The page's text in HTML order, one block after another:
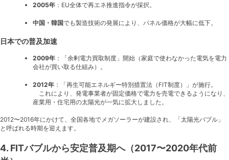
2005年：EU全体で再エネ推進指令が採択。
中国・韓国でも製造技術の発展により、パネル価格が大幅に低下。
日本での普及加速
2009年：「余剰電力買取制度」開始（家庭で使わなかった電気を電力
会社が買い取る仕組み）。
2012年：「再生可能エネルギー特別措置法（FIT制度）」が施行。
これにより、発電事業者が固定価格で電力を売電できるようになり、
産業用・住宅用の太陽光が一気に拡大しました。
2012〜2016年にかけて、全国各地でメガソーラーが建設され、「太陽光バブル」
と呼ばれる時期を迎えます。
4. FITバブルから安定普及期へ（2017〜2020年代前